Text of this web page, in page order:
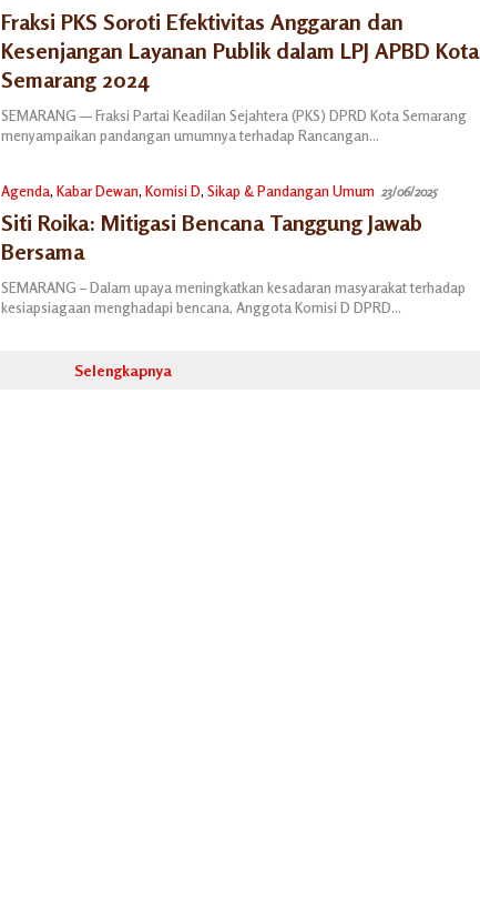
Fraksi PKS Soroti Efektivitas Anggaran dan
Kesenjangan Layanan Publik dalam LPJ APBD Kota
Semarang 2024
SEMARANG — Fraksi Partai Keadilan Sejahtera (PKS) DPRD Kota Semarang
menyampaikan pandangan umumnya terhadap Rancangan…
Agenda, Kabar Dewan, Komisi D, Sikap & Pandangan Umum 23/06/2025
Siti Roika: Mitigasi Bencana Tanggung Jawab
Bersama
SEMARANG – Dalam upaya meningkatkan kesadaran masyarakat terhadap
kesiapsiagaan menghadapi bencana, Anggota Komisi D DPRD…
Selengkapnya